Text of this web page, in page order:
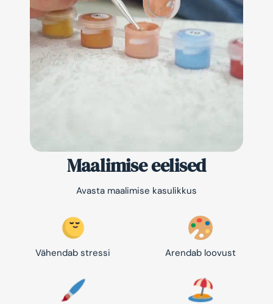
Maalimise eelised
Avasta maalimise kasulikkus
Vähendab stressi Arendab loovust